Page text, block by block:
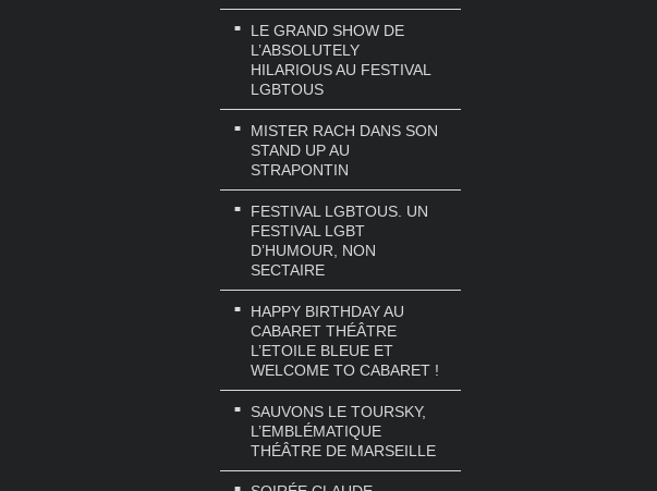
LE GRAND SHOW DE
L’ABSOLUTELY
HILARIOUS AU FESTIVAL
LGBTOUS
MISTER RACH DANS SON
STAND UP AU
STRAPONTIN
FESTIVAL LGBTOUS. UN
FESTIVAL LGBT
D’HUMOUR, NON
SECTAIRE
HAPPY BIRTHDAY AU
CABARET THÉÂTRE
L’ETOILE BLEUE ET
WELCOME TO CABARET !
SAUVONS LE TOURSKY,
L’EMBLÉMATIQUE
THÉÂTRE DE MARSEILLE